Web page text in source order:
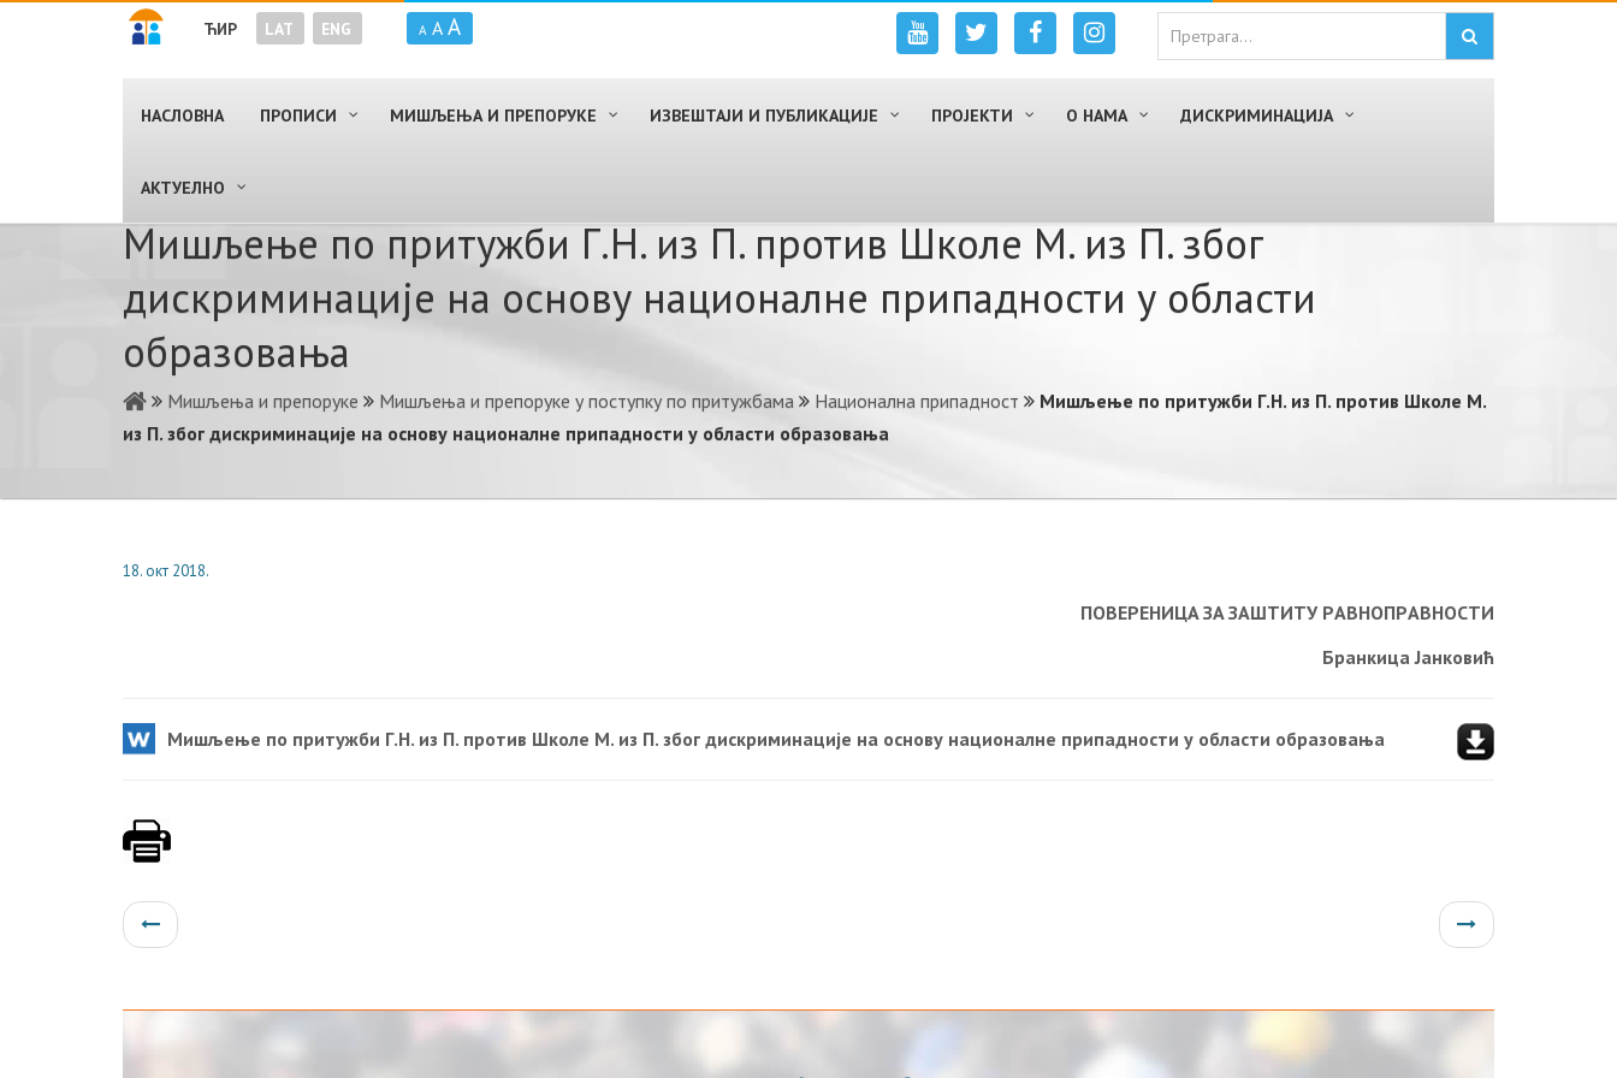
ЋИР LAT ENG A A A
НАСЛОВНА ПРОПИСИ МИШЉЕЊА И ПРЕПОРУКЕ ИЗВЕШТАЈИ И ПУБЛИКАЦИЈЕ ПРОЈЕКТИ О НАМА ДИСКРИМИНАЦИЈА
AКТУЕЛНО
Мишљење по притужби Г.Н. из П. против Школе М. из П. због
дискриминације на основу националне припадности у области
образовања
Мишљења и препоруке Мишљења и препоруке у поступку по притужбама Национална припадност
Мишљење по притужби Г.Н. из П. против Школе М.
из П. због дискриминације на основу националне припадности у области образовања
18. окт 2018.
ПOВEРEНИЦA ЗA ЗAШTИTУ РAВНOПРAВНOСTИ
Брaнкицa Jaнкoвић
Мишљење по притужби Г.Н. из П. против Школе М. из П. због дискриминације на основу националне припадности у области образовања